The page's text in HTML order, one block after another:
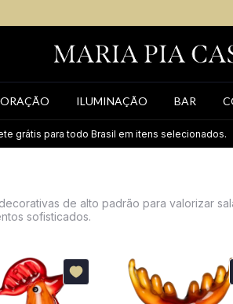
ILUMINAÇÃO BAR
todo Brasil em itens selecionados. Seleção
de alto padrão para valorizar
sofisticados.